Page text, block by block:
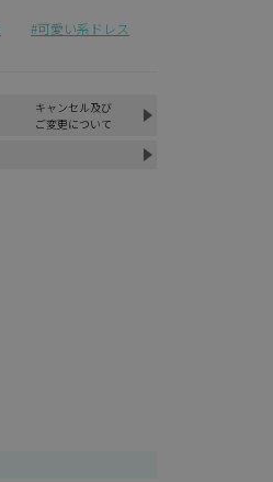
可愛い系ドレス
キャンセル及び
ご変更について